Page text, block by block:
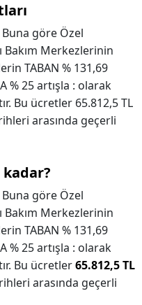
Buna göre Özel
Bakım Merkezlerinin
TABAN % 131,69
% 25 artışla : olarak
Bu ücretler 65.812,5 TL
arasında geçerli
kadar?
Buna göre Özel
Bakım Merkezlerinin
TABAN % 131,69
% 25 artışla : olarak
Bu ücretler65.812,5 TL
arasında geçerli